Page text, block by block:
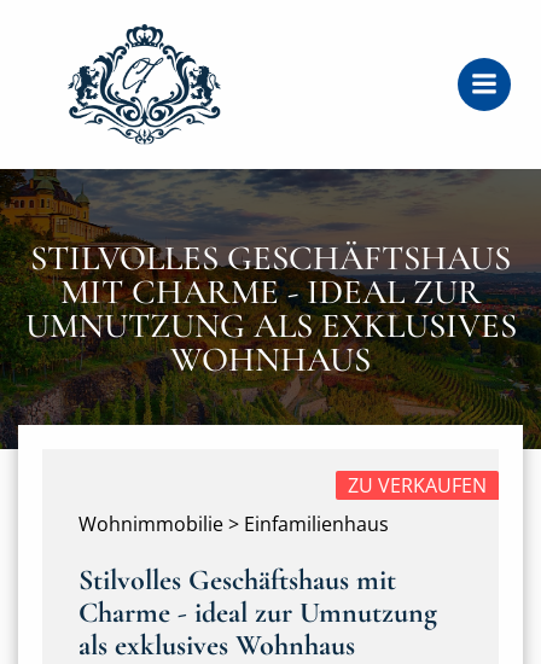
STILVOLLES GESCHÄFTSHAUS
MIT CHARME - IDEAL ZUR
UMNUTZUNG ALS EXKLUSIVES
WOHNHAUS
Wohnimmobilie > Einfamilienhaus
ZU VERKAUFEN
Stilvolles Geschäftshaus mit
Charme - ideal zur Umnutzung
als exklusives Wohnhaus